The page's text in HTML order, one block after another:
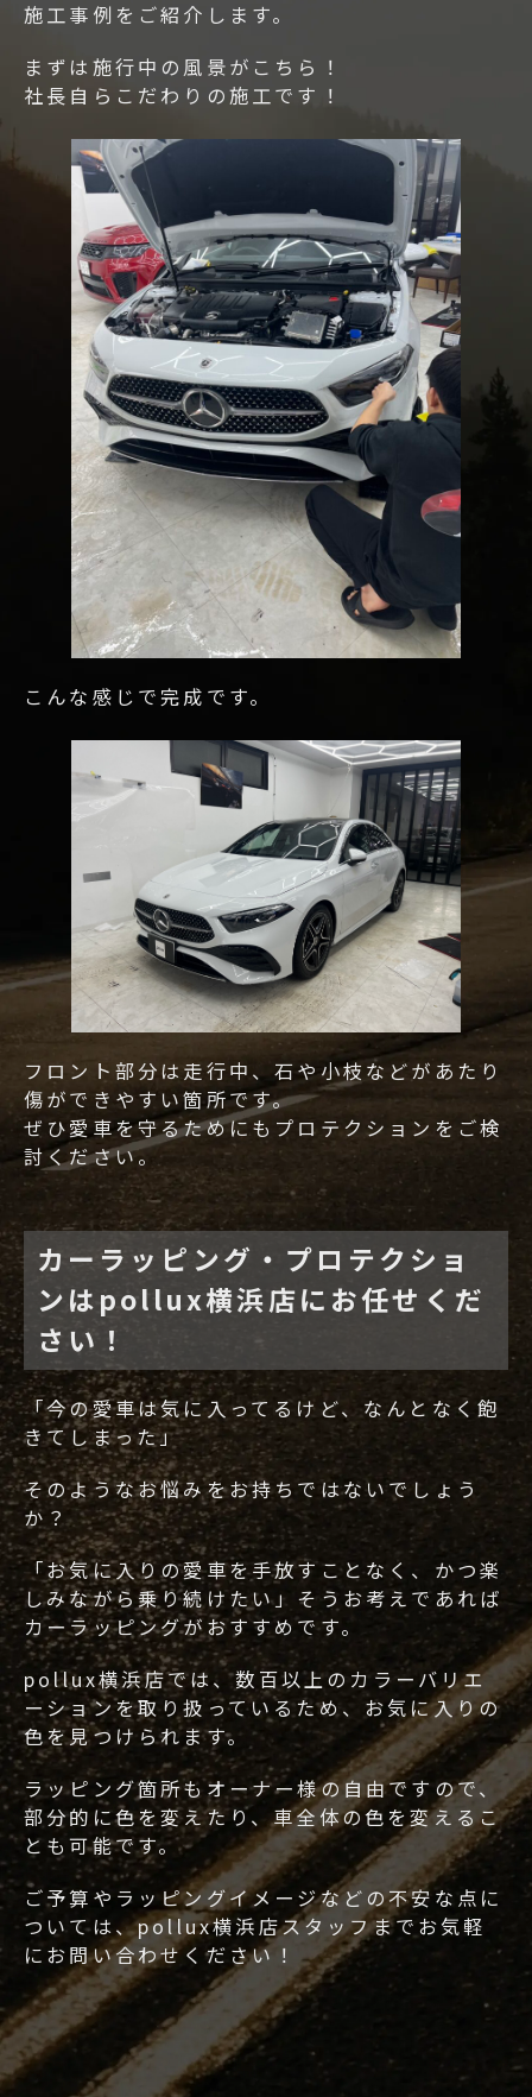
施工事例をご紹介します。
まずは施行中の風景がこちら！
社長自らこだわりの施工です！
こんな感じで完成です。
フロント部分は走行中、石や小枝などがあたり
傷ができやすい箇所です。
ぜひ愛車を守るためにもプロテクションをご検
討ください。
カーラッピング・プロテクショ
ンはpollux横浜店にお任せくだ
さい！
「今の愛車は気に入ってるけど、なんとなく飽
きてしまった」
そのようなお悩みをお持ちではないでしょう
か？
「お気に入りの愛車を手放すことなく、かつ楽
しみながら乗り続けたい」そうお考えであれば
カーラッピングがおすすめです。
pollux横浜店では、数百以上のカラーバリエ
ーションを取り扱っているため、お気に入りの
色を見つけられます。
ラッピング箇所もオーナー様の自由ですので、
部分的に色を変えたり、車全体の色を変えるこ
とも可能です。
ご予算やラッピングイメージなどの不安な点に
ついては、pollux横浜店スタッフまでお気軽
にお問い合わせください！